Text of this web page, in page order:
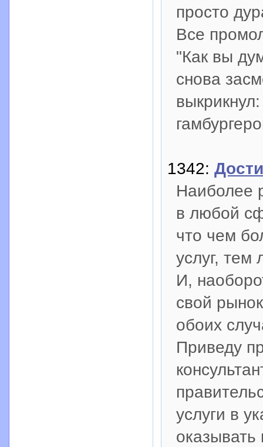
просто
Все
"Как вы
снова
1342:
Наиболее
в любой
что чем
услуг, тем
И,
свой
обоих
Приведу
услуги в
оказывать